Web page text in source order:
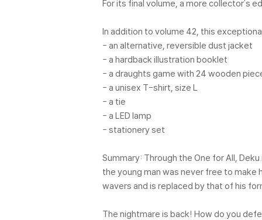
For its final volume, a more collector's
In addition to volume 42, this
- an alternative, reversible dust jacket
- a hardback illustration booklet
- a draughts game with 24 wooden
- a unisex T-shirt, size L
- a tie
- a LED lamp
- stationery set
Summary: Through the One for All,
the young man was never free to make
wavers and is replaced by that of his
The nightmare is back! How do you